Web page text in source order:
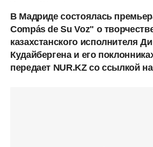
В Мадриде состоялась
Compás de Su Voz" о
казахстанского исполнителя
Кудайбергена и его
передает NUR.KZ со ссылкой